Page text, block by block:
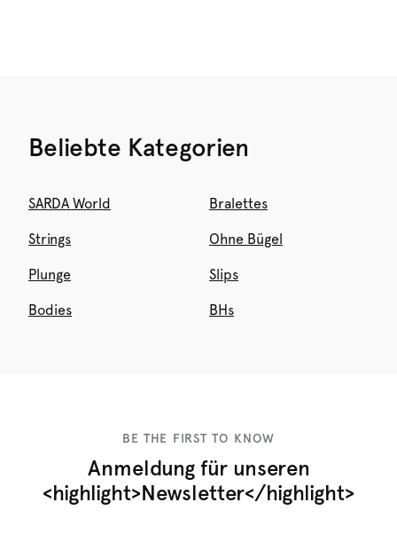
Beliebte Kategorien
SARDA World Bralettes
Strings Ohne Bügel
Plunge Slips
Bodies BHs
BE THE FIRST TO KNOW
Anmeldung für unseren
<highlight>Newsletter</highlight>